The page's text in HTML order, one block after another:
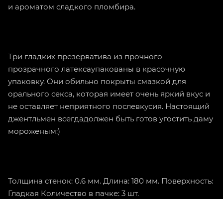
и ароматом сладкого пломбира.
Три гладких презерватива из прочного
прозрачного латексаупакованы в красочную
упаковку. Они обильно покрыты смазкой для
орального секса, которая имеет очень яркий вкус и
не оставляет неприятного послевкусия. Настоящий
джентльмен всегдадолжен быть готов угостить даму
мороженым:)
Толщина стенок: 0.6 мм. Длина: 180 мм. Поверхность:
Гладкая Количество в пачке: 3 шт.